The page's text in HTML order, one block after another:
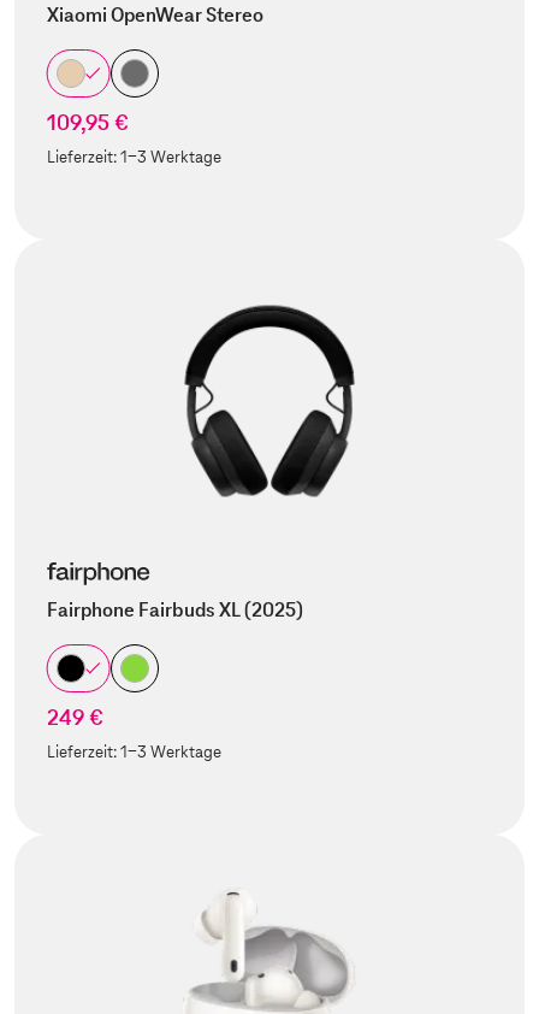
Xiaomi OpenWear Stereo
109,95 €
Lieferzeit:1-3 Werktage
Fairphone Fairbuds XL (2025)
249 €
Lieferzeit:1-3 Werktage